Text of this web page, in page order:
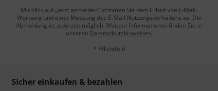
Mit Klick auf „Jetzt anmelden“ stimmen Sie dem Erhalt von E-Mail-
Werbung und einer Messung des E-Mail-Nutzungsverhaltens zu. Die
Abmeldung ist jederzeit möglich. Weitere Informationen finden Sie in
unseren Datenschutzhinweisen.
* Pflichtfeld
Sicher einkaufen & bezahlen